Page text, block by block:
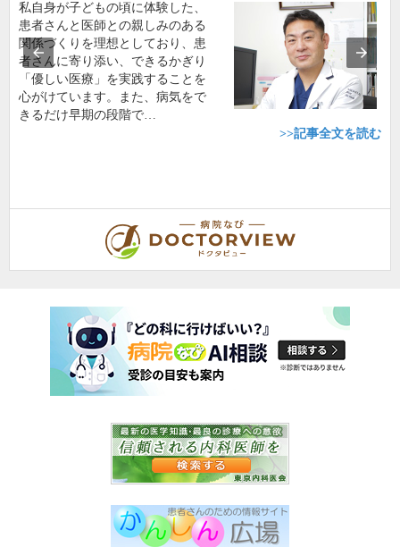
私自身が子どもの頃に体験した、
患者さんと医師との親しみのある
関係づくりを理想としており、患
者さんに寄り添い、できるかぎり
「優しい医療」を実践することを
心がけています。また、病気をで
きるだけ早期の段階で…
>>記事全文を読む